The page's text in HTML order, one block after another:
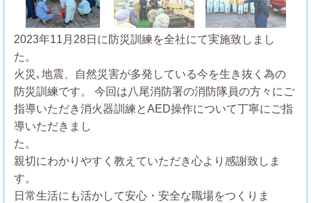
2023年11月28日に防災訓練を全社にて実施致しまし
た
火災､地震、自然災害が多発している今を生き抜く為の
防災訓練です。
今回は八尾消防署の消防隊員の方々にご
指導いただき消火器訓練とAED操作について丁寧にご指
導いただきまし
親切にわかりやすく教えていただき心より感謝致しま
す
日常生活にも活かして安心・安全な職場をつくりま